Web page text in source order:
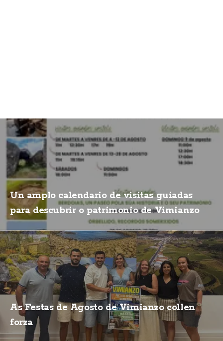
Un amplo calendario de visitas guiadas
para descubrir o patrimonio de Vimianzo
As Festas de Agosto de Vimianzo collen
forza